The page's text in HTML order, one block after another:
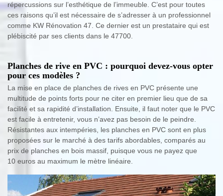
répercussions sur l’esthétique de l’immeuble. C’est pour toutes
ces raisons qu’il est nécessaire de s’adresser à un professionnel
comme KW Rénovation 47. Ce dernier est un prestataire qui est
plébiscité par ses clients dans le 47700.
Planches de rive en PVC : pourquoi devez-vous opter
pour ces modèles ?
La mise en place de planches de rives en PVC présente une
multitude de points forts pour ne citer en premier lieu que de sa
facilité et sa rapidité d’installation. Ensuite, il faut noter que le PVC
est facile à entretenir, vous n’avez pas besoin de le peindre.
Résistantes aux intempéries, les planches en PVC sont en plus
proposées sur le marché à des tarifs abordables, comparés au
prix de planches en bois massif, puisque vous ne payez que
10 euros au maximum le mètre linéaire.